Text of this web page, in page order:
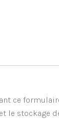
ce
le stockage